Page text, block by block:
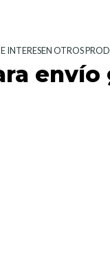
INTERESEN OTROS